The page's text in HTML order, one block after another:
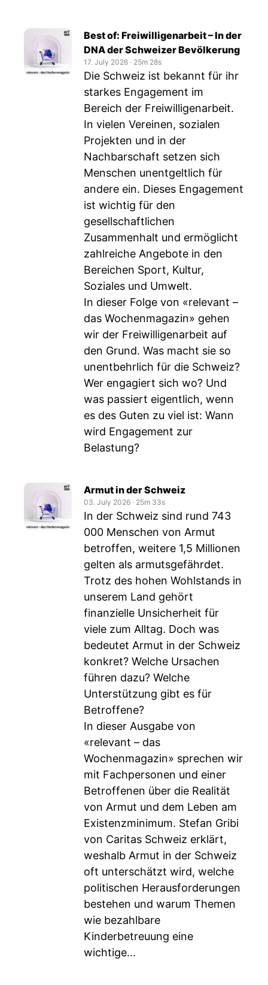
Best of: Freiwilligenarbeit – In der
DNA der Schweizer Bevölkerung
17. July 2026 ‧ 25m 28s
Die Schweiz ist bekannt für ihr
starkes Engagement im
Bereich der Freiwilligenarbeit.
In vielen Vereinen, sozialen
Projekten und in der
Nachbarschaft setzen sich
Menschen unentgeltlich für
andere ein. Dieses Engagement
ist wichtig für den
gesellschaftlichen
Zusammenhalt und ermöglicht
zahlreiche Angebote in den
Bereichen Sport, Kultur,
Soziales und Umwelt.
In dieser Folge von «relevant –
das Wochenmagazin» gehen
wir der Freiwilligenarbeit auf
den Grund. Was macht sie so
unentbehrlich für die Schweiz?
Wer engagiert sich wo? Und
was passiert eigentlich, wenn
es des Guten zu viel ist: Wann
wird Engagement zur
Belastung?
Armut in der Schweiz
03. July 2026 ‧ 25m 33s
In der Schweiz sind rund 743
000 Menschen von Armut
betroffen, weitere 1,5 Millionen
gelten als armutsgefährdet.
Trotz des hohen Wohlstands in
unserem Land gehört
finanzielle Unsicherheit für
viele zum Alltag. Doch was
bedeutet Armut in der Schweiz
konkret? Welche Ursachen
führen dazu? Welche
Unterstützung gibt es für
Betroffene?
In dieser Ausgabe von
«relevant – das
Wochenmagazin» sprechen wir
mit Fachpersonen und einer
Betroffenen über die Realität
von Armut und dem Leben am
Existenzminimum. Stefan Gribi
von Caritas Schweiz erklärt,
weshalb Armut in der Schweiz
oft unterschätzt wird, welche
politischen Herausforderungen
bestehen und warum Themen
wie bezahlbare
Kinderbetreuung eine
wichtige...